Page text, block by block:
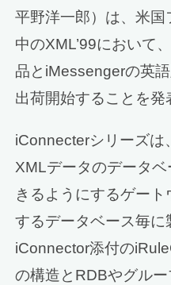
平野洋一郎）は、米
中のXML’99において
品とiMessengerの英
出荷開始することを発
iConnecterシリーズは
XMLデータのデータ
きるようにするゲー
するデータベース毎に
iConnector添付の
の構造とRDBやグル